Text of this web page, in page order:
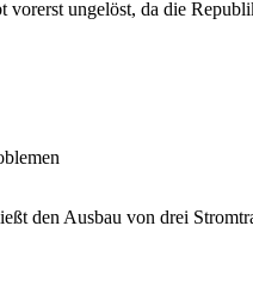
vorerst ungelöst, da die
den Ausbau von drei